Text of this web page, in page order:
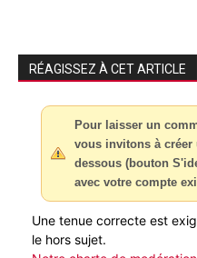
RÉAGISSEZ À CET ARTICLE
Pour laisser un
vous invitons à
dessous (bouton
avec votre compte
Une tenue correcte est
le hors sujet.